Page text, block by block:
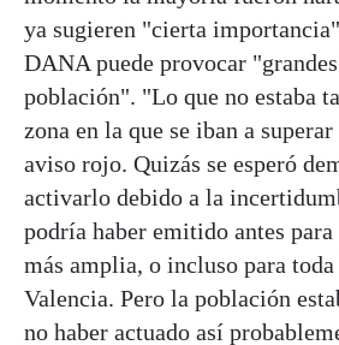
ya sugieren "cierta
DANA puede provocar
población". "Lo que no estaba
zona en la que se iban a
aviso rojo. Quizás se esperó
activarlo debido a la
podría haber emitido antes
más amplia, o incluso para
Valencia. Pero la población
no haber actuado así